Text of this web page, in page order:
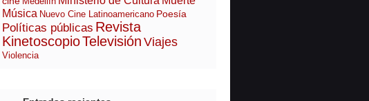
Música Nuevo Cine Latinoamericano Poesía
Políticas públicas Revista
KinetoscopioTelevisiónViajes
Violencia